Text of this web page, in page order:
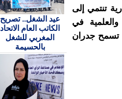
تنتمي إلى
والعلمية في
تسمح جدران
عيد الشغل.. تصريح
الكاتب العام الاتحاد
المغربي للشغل
بالحسيمة